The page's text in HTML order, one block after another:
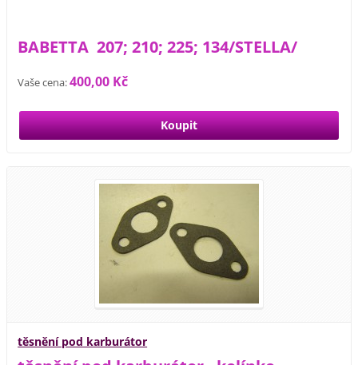
BABETTA 207; 210; 225; 134/STELLA/
Vaše cena:400,00 Kč
těsnění pod karburátor